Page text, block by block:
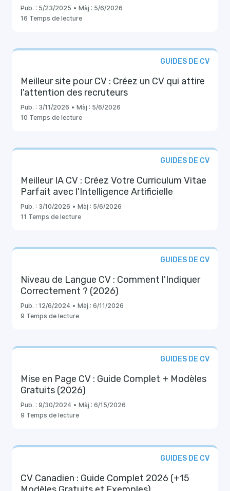
Pub. : 5/23/2025 • Màj : 5/6/2026
16 Temps de lecture
GUIDES DE CV
Meilleur site pour CV : Créez un CV qui attire
l'attention des recruteurs
Pub. : 3/11/2026 • Màj : 5/6/2026
10 Temps de lecture
GUIDES DE CV
Meilleur IA CV : Créez Votre Curriculum Vitae
Parfait avec l'Intelligence Artificielle
Pub. : 3/10/2026 • Màj : 5/6/2026
11 Temps de lecture
GUIDES DE CV
Niveau de Langue CV : Comment l'Indiquer
Correctement ? (2026)
Pub. : 12/6/2024 • Màj : 6/11/2026
9 Temps de lecture
GUIDES DE CV
Mise en Page CV : Guide Complet + Modèles
Gratuits (2026)
Pub. : 9/30/2024 • Màj : 6/15/2026
9 Temps de lecture
GUIDES DE CV
CV Canadien : Guide Complet 2026 (+15